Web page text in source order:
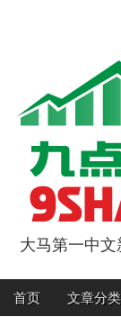
9点
大马第一中
Main
Skip
首页 文章分类